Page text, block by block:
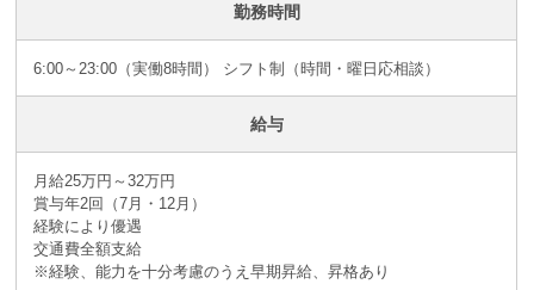
勤務時間
6:00～23:00（実働8時間） シフト制（時間・曜日応相談）
給与
月給25万円～32万円
賞与年2回（7月・12月）
経験により優遇
交通費全額支給
※経験、能力を十分考慮のうえ早期昇給、昇格あり